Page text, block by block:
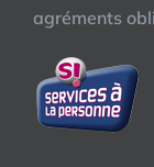
agréments